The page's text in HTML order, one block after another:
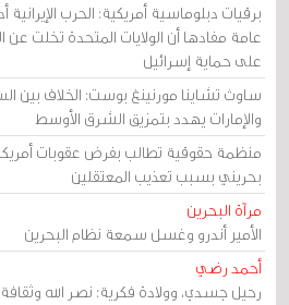
برقيات دبلوماسية أمريكية: الحرب الإيرانية
عامة مفادها أن الولايات المتحدة تخلت عن
على حماية إسرائيل
ساوث تشاينا مورنينغ بوست: الخلاف بين
والإمارات يهدد بتمزيق الشرق الأوسط
منظمة حقوقية تطالب بفرض عقوبات
بحريني بسبب تعذيب المعتقلين
مرآة البحرين
الأمير أندرو وغسل سمعة نظام البحرين
أحمد رضي
رحيل جسدي، وولادة فكرية: نصر الله